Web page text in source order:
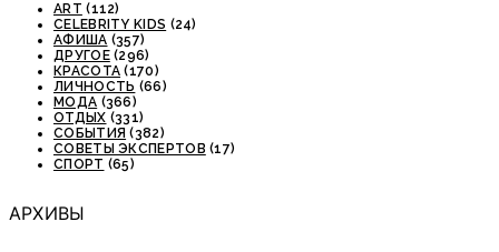
ART (112)
CELEBRITY KIDS (24)
АФИША (357)
ДРУГОЕ(296)
КРАСОТА (170)
ЛИЧНОСТЬ (66)
МОДА (366)
ОТДЫХ (331)
СОБЫТИЯ (382)
СОВЕТЫ ЭКСПЕРТОВ (17)
СПОРТ (65)
АРХИВЫ